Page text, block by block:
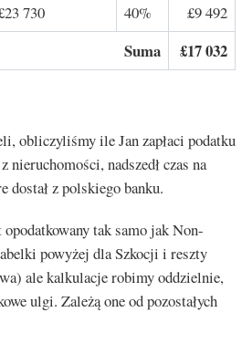
730 40% £9 492
Suma £17 032
obliczyliśmy ile Jan zapłaci podatku
nieruchomości, nadszedł czas na
dostał z polskiego banku.
tak samo jak Non-
powyżej dla Szkocji i reszty
ale kalkulacje robimy oddzielnie,
ulgi. Zależą one od pozostałych